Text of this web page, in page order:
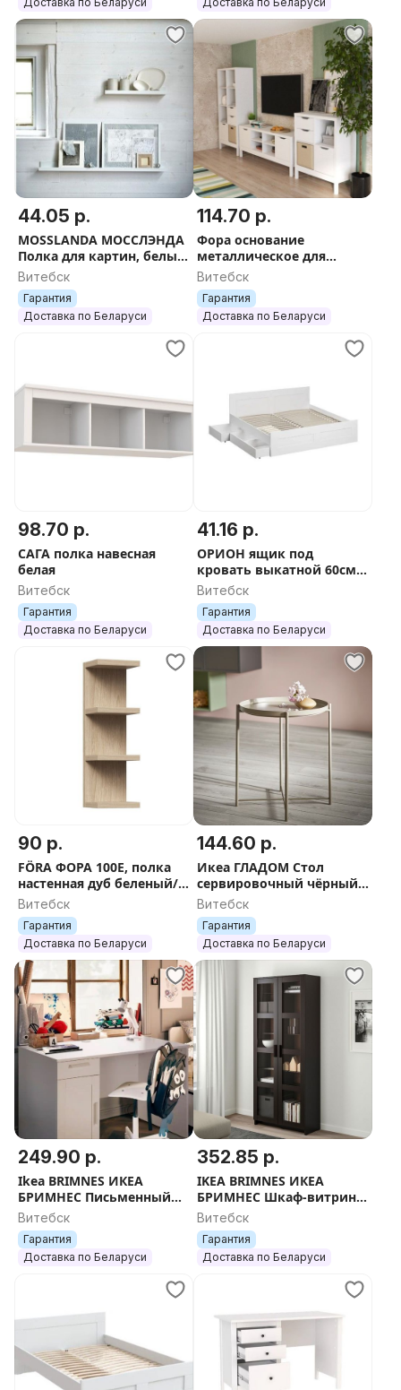
44.05 р.
MOSSLANDA МОССЛЭНДА
Полка для картин, белый
55 см
Витебск
Гарантия
Доставка по Беларуси
114.70 р.
Фора основание
металлическое для
стеллажа,
76х38х18/146х38х18
белый
Витебск
Гарантия
Доставка по Беларуси
98.70 р.
САГА полка навесная
белая
Витебск
Гарантия
Доставка по Беларуси
41.16 р.
ОРИОН ящик под
кровать выкатной 60см и
140см белый
Витебск
Гарантия
Доставка по Беларуси
90 р.
FÖRA ФОРА 100Е, полка
настенная дуб беленый/
Белый, 30x97х27 см
Витебск
Гарантия
Доставка по Беларуси
144.60 р.
Икеа ГЛАДОМ Стол
сервировочный чёрный/
белый/серо-бежевый
Витебск
Гарантия
Доставка по Беларуси
249.90 р.
Ikea BRIMNES ИКЕА
БРИМНЕС Письменный
стол, белый/черно-
коричневый, 120x65 см
Витебск
Гарантия
Доставка по Беларуси
352.85 р.
IKEA BRIMNES ИКЕА
БРИМНЕС Шкаф-витрина
2х дверный, стекло,
белый/черно-
коричневый 80x190 см
Витебск
Гарантия
Доставка по Беларуси